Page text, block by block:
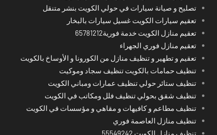
تصليح و صيانة سيارات في حولي الكويت بنشر متنقل
تعقيم سيارات الكويت غسيل سيارات بالبخار
تعقيم منازل الكويت خدمة فورية65781212
تعقيم منازل فوري الجهراء
تعقيم و تطهير و تنظيف منازل من الكورونا و الأوساخ بالكويت
تنظيف حمامات بالكويت تنظيف سجاد وموكيت
تنظيف ستائر حولي تنظيف عمارات ومباني الكويت
تنظيف شقق بحولي تنظيف فلل ومكاتب في الكويت
تنظيف مطاعم و كافيهات و مقاهي و مؤسسات في الكويت
تنظيف منازل العاصمة فوري
تنظيف منازل الكويت 55549242